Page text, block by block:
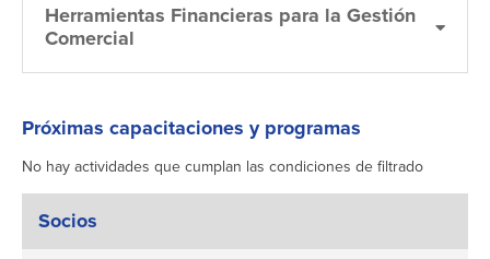
Socios
Herramientas Financieras para la Gestión
Comercial
Próximas capacitaciones y programas
No hay actividades que cumplan las condiciones de filtrado